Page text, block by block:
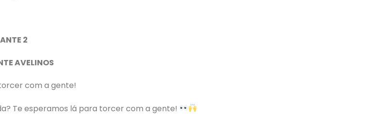
2
AVELINOS
com a gente!
Te esperamos lá para torcer com a gente!